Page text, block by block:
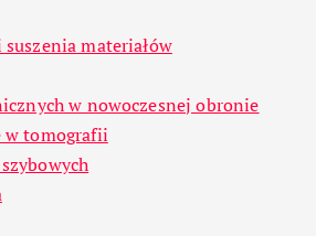
materiałów
w nowoczesnej obronie
w tomografii